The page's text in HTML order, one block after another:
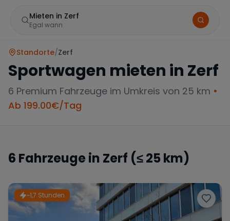
Mieten in Zerf
Egal wann
Mercedes BMW Audi
Standorte/Zerf
Sportwagen mieten in Zerf
6 Premium Fahrzeuge im Umkreis von 25 km •
Ab 199.00€/Tag
6 Fahrzeuge in Zerf (≤ 25 km)
~1,7 Stunden